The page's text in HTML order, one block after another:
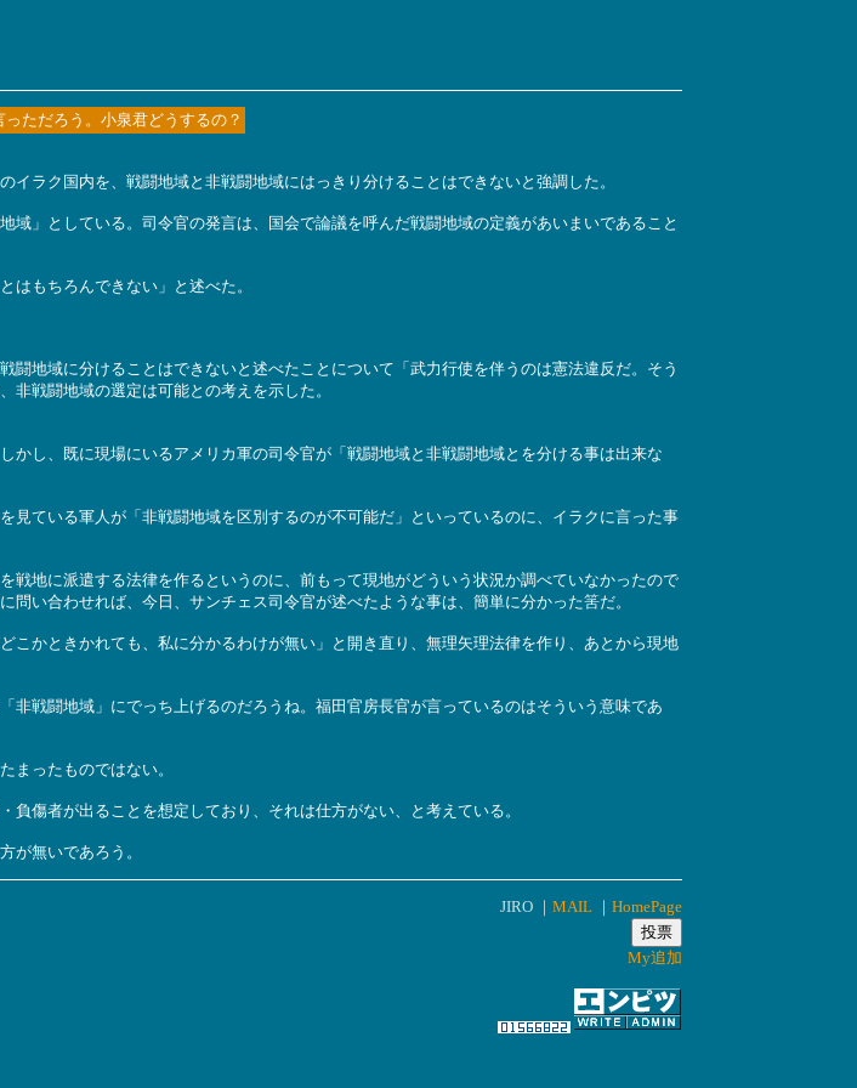
ただろう。小泉君どうするの？
ラク国内を、戦闘地域と非戦闘地域にはっきり分けることはできないと強調した。
」としている。司令官の発言は、国会で論議を呼んだ戦闘地域の定義があいまいであること
もちろんできない」と述べた。
地域に分けることはできないと述べたことについて「武力行使を伴うのは憲法違反だ。そう
戦闘地域の選定は可能との考えを示した。
し、既に現場にいるアメリカ軍の司令官が「戦闘地域と非戦闘地域とを分ける事は出来な
ている軍人が「非戦闘地域を区別するのが不可能だ」といっているのに、イラクに言った事
地に派遣する法律を作るというのに、前もって現地がどういう状況か調べていなかったので
い合わせれば、今日、サンチェス司令官が述べたような事は、簡単に分かった筈だ。
かときかれても、私に分かるわけが無い」と開き直り、無理矢理法律を作り、あとから現地
戦闘地域」にでっち上げるのだろうね。福田官房長官が言っているのはそういう意味であ
まったものではない。
傷者が出ることを想定しており、それは仕方がない、と考えている。
が無いであろう。
JIRO ｜ MAIL ｜ HomePage
My追加